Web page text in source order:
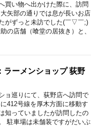
買い物へ出かけた際に、訪問
矢部の通りでは息が長いお店
がずっと未訪でした(￣▽￣;)
の店舗（喰堂の居抜き）と、
ラーメンショップ 荻野
ョ巡りにて、荻野店へ訪問で
412号線を厚木方面に移動す
知っていましたが訪問したの
駐車場は未舗装ですがだいぶ